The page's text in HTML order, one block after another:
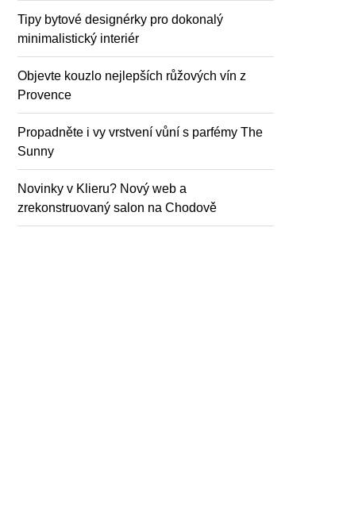
Tipy bytové designérky pro dokonalý
minimalistický interiér
Objevte kouzlo nejlepších růžových vín z
Provence
Propadněte i vy vrstvení vůní s parfémy The
Sunny
Novinky v Klieru? Nový web a
zrekonstruovaný salon na Chodově